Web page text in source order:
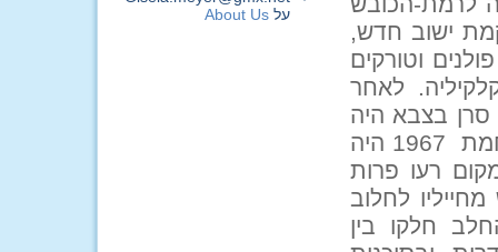
ישוב חדש,
פולנים וטורקים
לאחר
סרן בצבא היה
מפקד הקבוץ – מ"אז, היה חבלן בצבא, ולאחר מלחמת 1967 היה
רעו פרות
לחלוב
חלקו בין
על About Us